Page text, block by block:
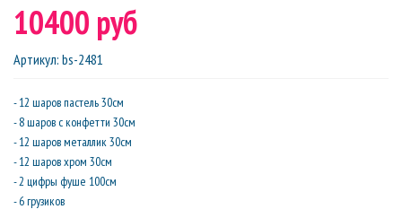
10400 руб
Артикул: bs-2481
- 12 шаров пастель 30см
- 8 шаров с конфетти 30см
- 12 шаров металлик 30см
- 12 шаров хром 30см
- 2 цифры фуше 100см
- 6 грузиков